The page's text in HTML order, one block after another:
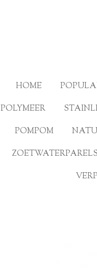
HOME
POLYMEER
POMPOM
ZOETWATERPARELS